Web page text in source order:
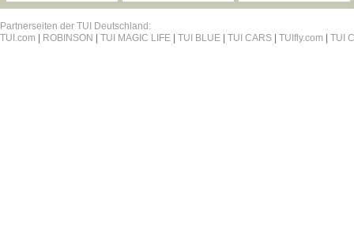
Partnerseiten der TUI Deutschland:
TUI.com
ROBINSON TUI MAGIC LIFE TUI BLUE TUI CARS TUIfly.com TUI